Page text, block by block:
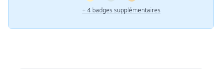
+ 4 badges supplémentaires